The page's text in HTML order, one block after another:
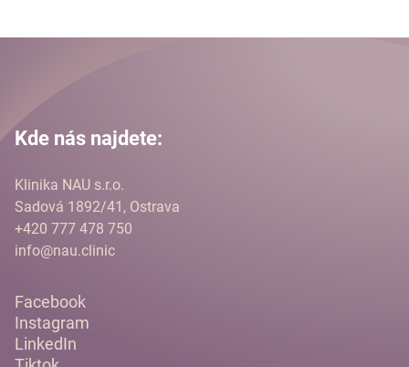
Kde nás najdete:
Klinika NAU s.r.o.
Sadová 1892/41, Ostrava
+420 777 478 750
info@nau.clinic
Facebook
Instagram
LinkedIn